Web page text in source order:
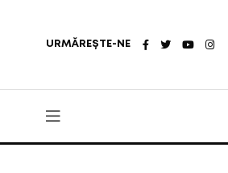
URMĂREȘTE-NE